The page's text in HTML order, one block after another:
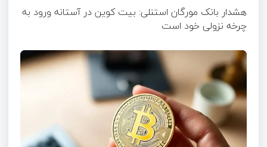
هشدار بانک مورگان استنلی: بیت کوین در آستانه ورود به
چرخه نزولی خود است